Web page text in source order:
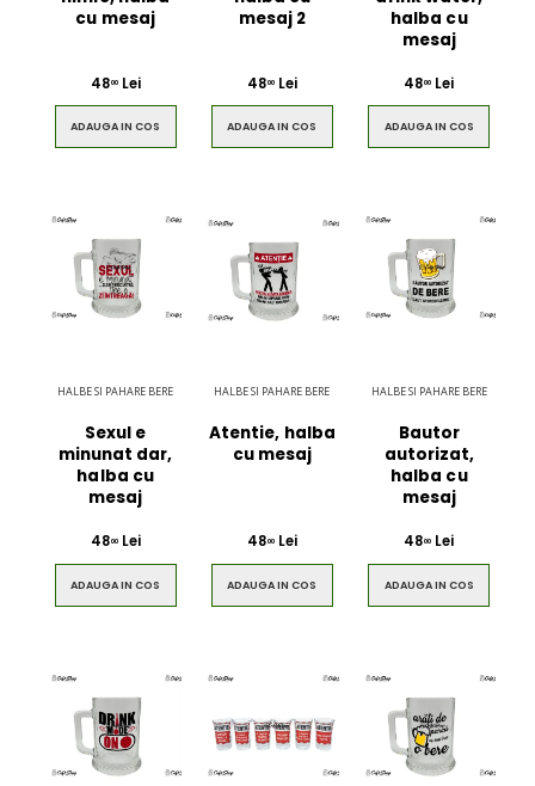
cu mesaj
4800Lei
ADAUGA IN COS
mesaj 2
4800Lei
ADAUGA IN COS
halba cu
mesaj
4800 Lei
ADAUGA IN COS
HALBE SI PAHARE BERE
Sexul e
minunat dar,
halba cu
mesaj
4800Lei
ADAUGA IN COS
HALBE SI PAHARE BERE
Atentie, halba
cu mesaj
4800Lei
ADAUGA IN COS
HALBE SI PAHARE BERE
Bautor
autorizat,
halba cu
mesaj
4800 Lei
ADAUGA IN COS